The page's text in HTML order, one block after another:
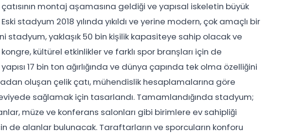
montaj aşamasına geldiği ve yapısal iskeletin büyük
stadyum 2018 yılında yıkıldı ve yerine modern, çok amaçlı bir
stadyum, yaklaşık 50 bin kişilik kapasiteye sahip olacak ve
kültürel etkinlikler ve farklı spor branşları için de
17 bin ton ağırlığında ve dünya çapında tek olma özelliğini
oluşan çelik çatı, mühendislik hesaplamalarına göre
sağlamak için tasarlandı. Tamamlandığında stadyum;
müze ve konferans salonları gibi birimlere ev sahipliği
de alanlar bulunacak. Taraftarların ve sporcuların konforu